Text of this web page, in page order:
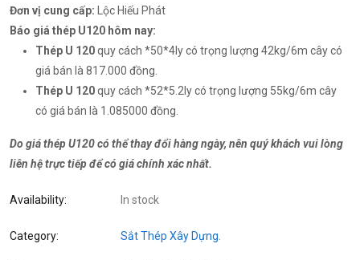
Đơn vị cung cấp: Lộc Hiếu Phát
Báo giá thép U120 hôm nay:
Thép U 120quy cách *50*4ly có trọng lượng 42kg/6m cây có
giá bán là 817.000 đồng.
Thép U 120quy cách *52*5.2ly có trọng lượng 55kg/6m cây
có giá bán là 1.085000 đồng.
Do giá thép U120 có thể thay đổi hàng ngày, nên quý khách vui lòng
liên hệ trực tiếp để có giá chính xác nhất.
Availability: In stock
Category: Sắt Thép Xây Dựng